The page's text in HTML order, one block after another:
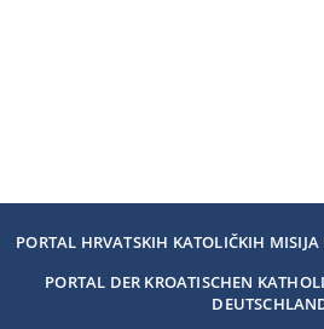
PORTAL HRVATSKIH KATOLIČKIH
PORTAL DER KROATISCHEN